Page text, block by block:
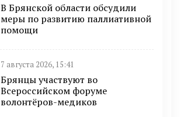
В Брянской области обсудили
меры по развитию паллиативной
помощи
7 августа 2026, 15:41
Брянцы участвуют во
Всероссийском форуме
волонтёров-медиков